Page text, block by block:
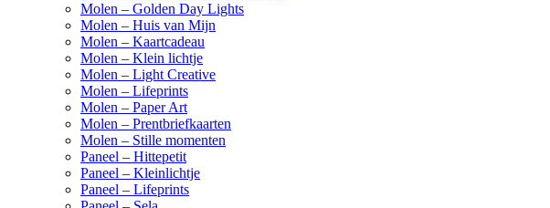
Molen – Golden Day Lights
Molen – Huis van Mijn
Molen – Kaartcadeau
Molen – Klein lichtje
Molen – Light Creative
Molen – Lifeprints
Molen – Paper Art
Molen – Prentbriefkaarten
Molen – Stille momenten
Paneel – Hittepetit
Paneel – Kleinlichtje
Paneel – Lifeprints